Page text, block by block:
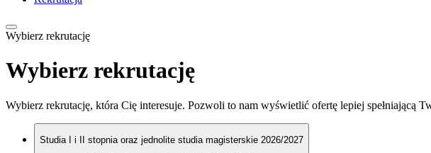
Wybierz rekrutację
Wybierz rekrutację
Wybierz rekrutację, która Cię interesuje. Pozwoli to nam wyświetlić ofertę lepiej spełniającą
Studia I i II stopnia oraz jednolite studia magisterskie 2026/2027